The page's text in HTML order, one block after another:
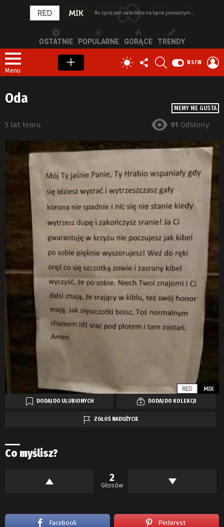
OSTATNIE POPULARNE GORĄCE TRENDY
Menu
PRZEŁĄCZ
SKÓRKĘ
OBSERWUJ
NAS
NSFW
MEMY ME GUSTA
Oda
5 lat temu 91 Odsłony
DODAJ DO ULUBIONYCH DODAJ DO KOLEKCJI
ZGŁOŚ NADUŻYCIE
Co myślisz?
2
Głosów
Facebook Pinterest